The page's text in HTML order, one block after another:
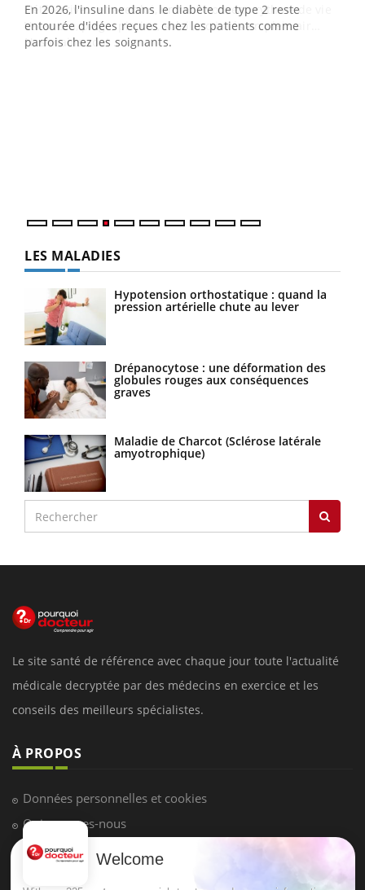
En 2026, l'insuline dans le diabète de type 2 reste
entourée d'idées reçues chez les patients comme
parfois chez les soignants.
L'été arrive… et avec lui, un tout nouveau rythme de vie !
Vacances, plage, piscine, soleil, activités en plein air…
Nos mains sont ...
LES MALADIES
Hypotension orthostatique : quand la
pression artérielle chute au lever
Drépanocytose : une déformation des
globules rouges aux conséquences
graves
Maladie de Charcot (Sclérose latérale
amyotrophique)
Le site santé de référence avec chaque jour toute l'actualité
médicale decryptée par des médecins en exercice et les
conseils des meilleurs spécialistes.
À PROPOS
Données personnelles et cookies
Qui sommes-nous
Conditions d'utilisation
Welcome